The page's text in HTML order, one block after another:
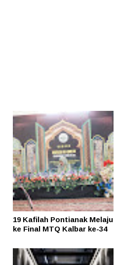
19 Kafilah Pontianak Melaju
ke Final MTQ Kalbar ke-34